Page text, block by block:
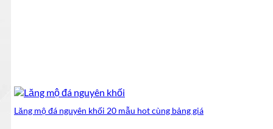
Lăng mộ đá nguyên khối 20 mẫu hot cùng bảng giá